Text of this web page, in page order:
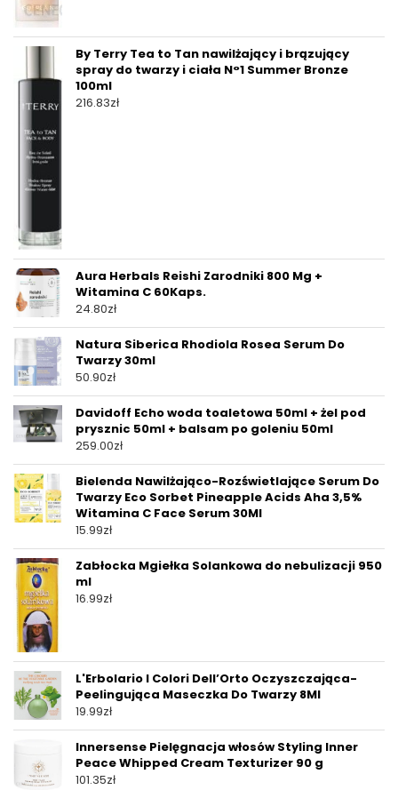
By Terry Tea to Tan nawilżający i brązujący
spray do twarzy i ciała N°1 Summer Bronze
100ml
216.83zł
Aura Herbals Reishi Zarodniki 800 Mg +
Witamina C 60Kaps.
24.80zł
Natura Siberica Rhodiola Rosea Serum Do
Twarzy 30ml
50.90zł
Davidoff Echo woda toaletowa 50ml + żel pod
prysznic 50ml + balsam po goleniu 50ml
259.00zł
Bielenda Nawilżająco-Rozświetlające Serum Do
Twarzy Eco Sorbet Pineapple Acids Aha 3,5%
Witamina C Face Serum 30Ml
15.99zł
Zabłocka Mgiełka Solankowa do nebulizacji 950
ml
16.99zł
L'Erbolario I Colori Dell’Orto Oczyszczająca-
Peelingująca Maseczka Do Twarzy 8Ml
19.99zł
Innersense Pielęgnacja włosów Styling Inner
Peace Whipped Cream Texturizer 90 g
101.35zł